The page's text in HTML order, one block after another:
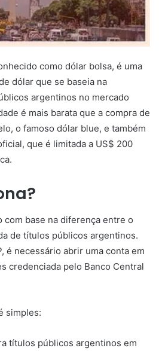
como dólar bolsa, é uma
dólar que se baseia na
argentinos no mercado
é mais barata que a compra de
o famoso dólar blue, e também
que é limitada a US$ 200
com base na diferença entre o
de títulos públicos argentinos.
é necessário abrir uma conta em
credenciada pelo Banco Central
simples:
títulos públicos argentinos em